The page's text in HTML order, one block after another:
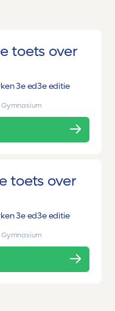
toets over
3e ed3e editie
toets over
3e ed3e editie